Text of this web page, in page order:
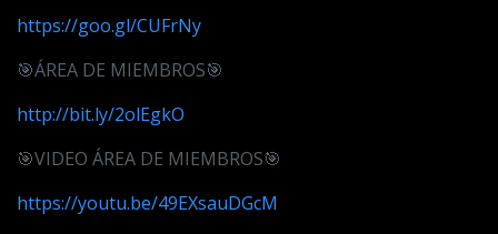
https://goo.gl/CUFrNy
🎯ÁREA DE MIEMBROS🎯
http://bit.ly/2olEgkO
🎯VIDEO ÁREA DE MIEMBROS🎯
https://youtu.be/49EXsauDGcM